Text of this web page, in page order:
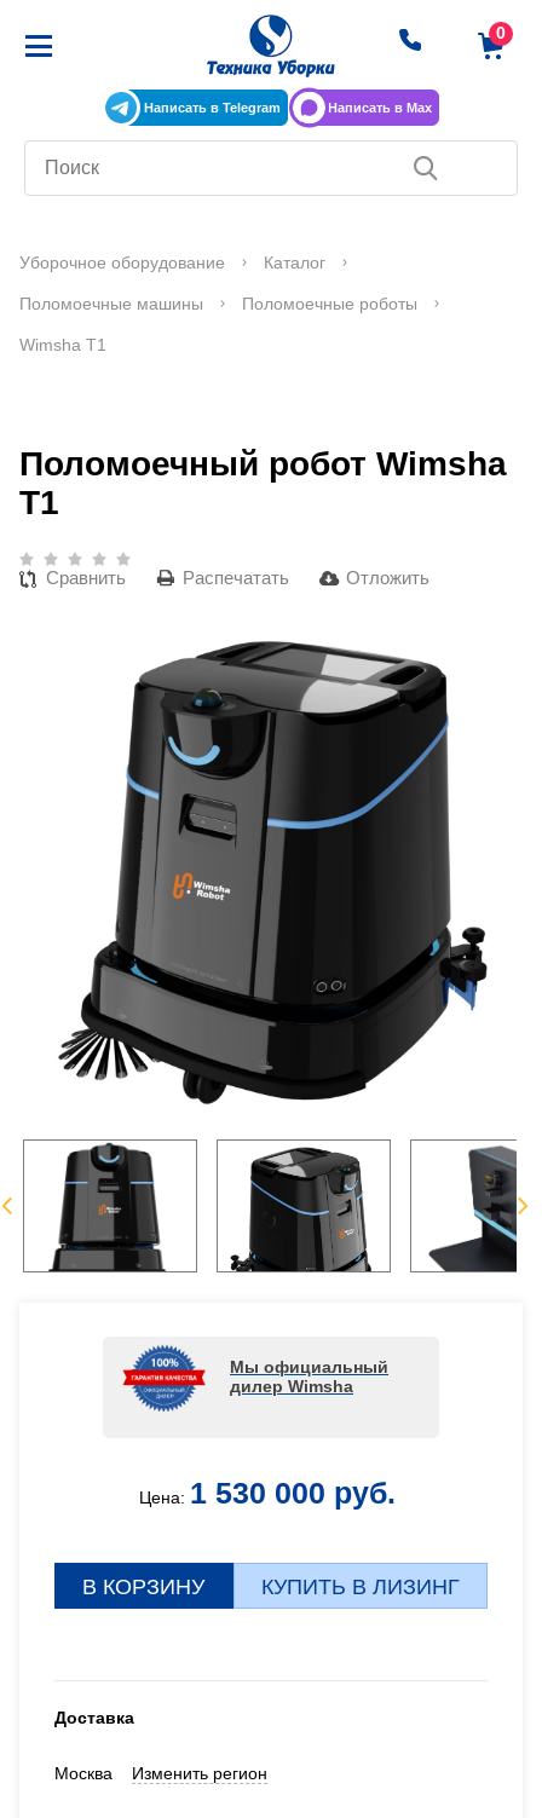
Написать в Telegram Написать в Max
Уборочное оборудование Каталог
Поломоечные машины Поломоечные роботы
Wimsha T1
Поломоечный робот Wimsha
T1
Сравнить Распечатать Отложить
Мы официальный
дилер Wimsha
Цена: 1 530 000 руб.
В КОРЗИНУ КУПИТЬ В ЛИЗИНГ
Доставка
Москва Изменить регион